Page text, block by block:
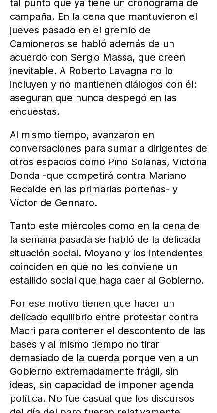
tal punto que ya tiene un cronograma de
campaña. En la cena que mantuvieron el
jueves pasado en el gremio de
Camioneros se habló además de un
acuerdo con Sergio Massa, que creen
inevitable. A Roberto Lavagna no lo
incluyen y no mantienen diálogos con él:
aseguran que nunca despegó en las
encuestas.
Al mismo tiempo, avanzaron en
conversaciones para sumar a dirigentes de
otros espacios como Pino Solanas, Victoria
Donda -que competirá contra Mariano
Recalde en las primarias porteñas- y
Víctor de Gennaro.
Tanto este miércoles como en la cena de
la semana pasada se habló de la delicada
situación social. Moyano y los intendentes
coinciden en que no les conviene un
estallido social que haga caer al Gobierno.
Por ese motivo tienen que hacer un
delicado equilibrio entre protestar contra
Macri para contener el descontento de las
bases y al mismo tiempo no tirar
demasiado de la cuerda porque ven a un
Gobierno extremadamente frágil, sin
ideas, sin capacidad de imponer agenda
política. No fue casual que los discursos